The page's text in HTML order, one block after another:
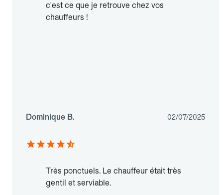
c'est ce que je retrouve chez vos
chauffeurs !
Dominique B. 02/07/2025
Très ponctuels. Le chauffeur était très
gentil et serviable.